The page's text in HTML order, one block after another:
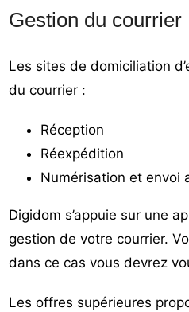
Gestion du courrier
Les sites de domiciliation
du courrier :
Réception
Réexpédition
Numérisation et envoi
Digidom s’appuie sur une
gestion de votre courrier.
dans ce cas vous devrez
Les offres supérieures